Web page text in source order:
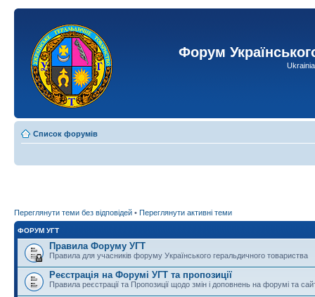
Форум
Список форумів
Переглянути теми без відповідей • Переглянути активні теми
ФОРУМ УГТ
Правила Форуму УГТ
Правила для учасників форуму Українського геральдичного товариства
Реєстрація на Форумі УГТ та пропозиції
Правила реєстрації та Пропозиції щодо змін і доповнень на форумі та